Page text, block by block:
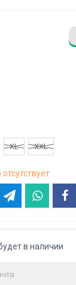
XL XXL
в наличии